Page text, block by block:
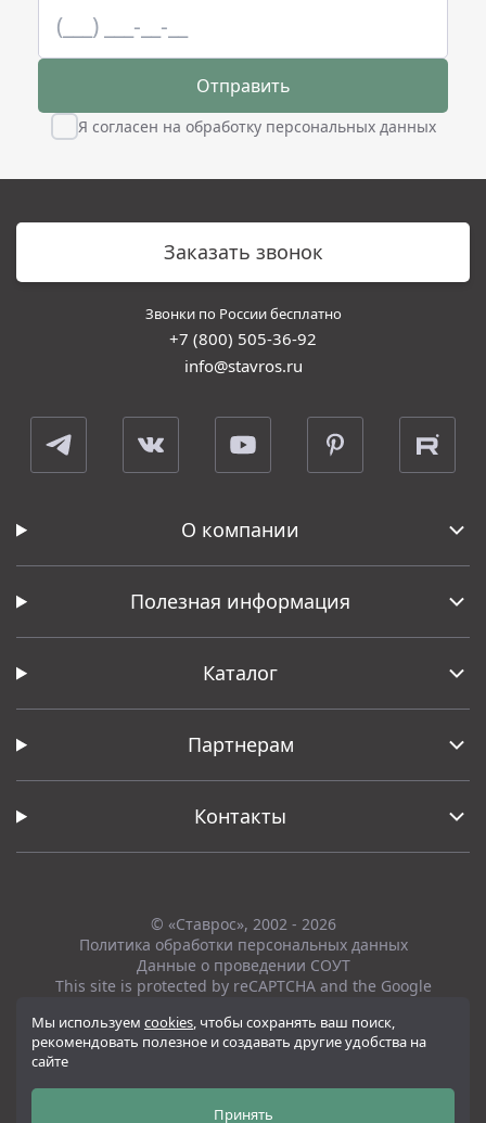
Отправить
Я согласен на обработку персональных данных
Заказать звонок
Звонки по России бесплатно
+7 (800) 505-36-92
info@stavros.ru
О компании
Полезная информация
Каталог
Партнерам
Контакты
© «Ставрос», 2002 - 2026
Политика обработки персональных данных
Данные о проведении СОУТ
This site is protected by reCAPTCHA and the Google
Вся представленная на сайте информация, касающаяся технических
информационный характер и ни при каких условиях не является
публичной офертой, определяемой положениями Статьи 437(2)
Мы используем cookies, чтобы сохранять ваш поиск,
рекомендовать полезное и создавать другие удобства на
сайте
Принять